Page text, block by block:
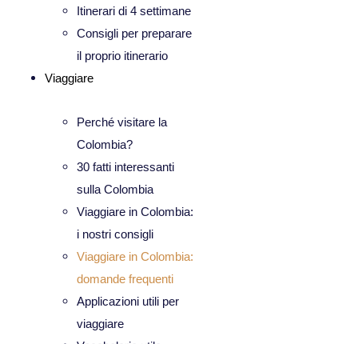
Itinerari di 4 settimane
Consigli per preparare
il proprio itinerario
Viaggiare
Perché visitare la
Colombia?
30 fatti interessanti
sulla Colombia
Viaggiare in Colombia:
i nostri consigli
Viaggiare in Colombia:
domande frequenti
Applicazioni utili per
viaggiare